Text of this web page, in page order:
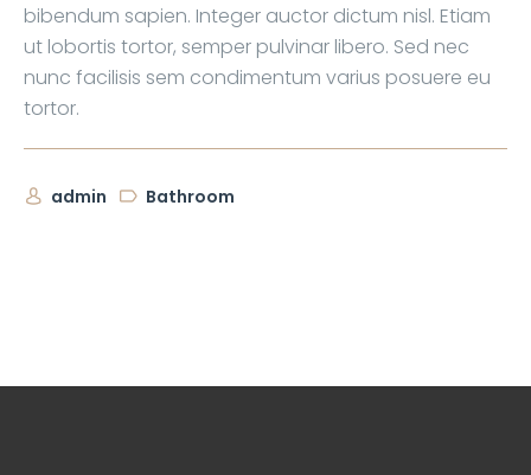
bibendum sapien. Integer auctor dictum nisl. Etiam
ut lobortis tortor, semper pulvinar libero. Sed nec
nunc facilisis sem condimentum varius posuere eu
tortor.
admin Bathroom